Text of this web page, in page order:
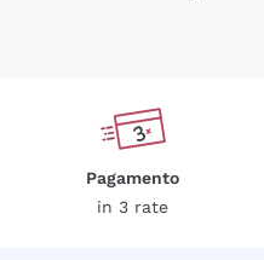
Pagamento
in 3 rate